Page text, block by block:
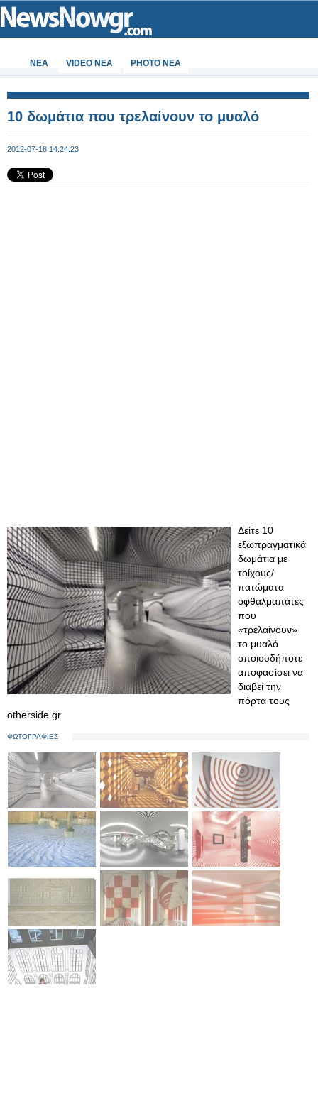
ΝΕΑ VIDEO NEA PHOTO NEA
10 δωμάτια που τρελαίνουν το μυαλό
2012-07-18 14:24:23
Δείτε 10
εξωπραγματικά
δωμάτια με
τοίχους/
πατώματα
οφθαλμαπάτες
που
«τρελαίνουν»
το μυαλό
οποιουδήποτε
αποφασίσει να
διαβεί την
πόρτα τους
otherside.gr
ΦΩΤΟΓΡΑΦΙΕΣ